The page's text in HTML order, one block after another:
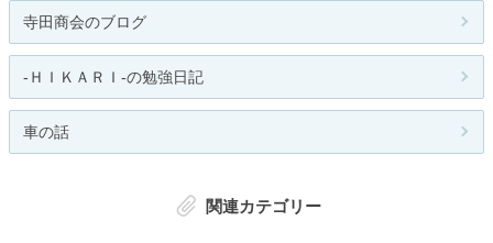
寺田商会のブログ
-ＨＩＫＡＲＩ-の勉強日記
車の話
関連カテゴリー